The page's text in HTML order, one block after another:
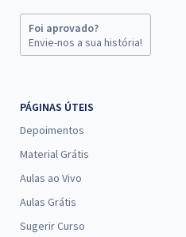
Foi aprovado?
Envie-nos a sua história!
PÁGINAS ÚTEIS
Depoimentos
Material Grátis
Aulas ao Vivo
Aulas Grátis
Sugerir Curso